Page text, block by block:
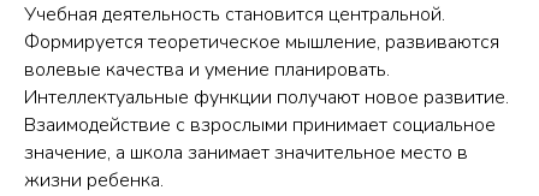
Учебная деятельность становится центральной.
Формируется теоретическое мышление, развиваются
волевые качества и умение планировать.
Интеллектуальные функции получают новое развитие.
Взаимодействие с взрослыми принимает социальное
значение, а школа занимает значительное место в
жизни ребенка.